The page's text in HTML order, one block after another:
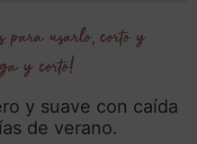
para usarlo, corto y
y corto!
y suave con caída
de verano.